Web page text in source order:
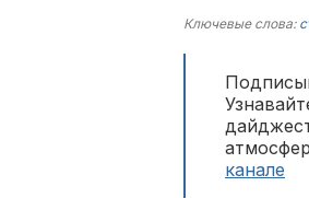
Ключевые слова:
канале